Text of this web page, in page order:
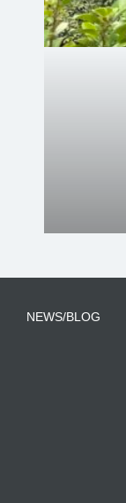
NEWS/BLOG